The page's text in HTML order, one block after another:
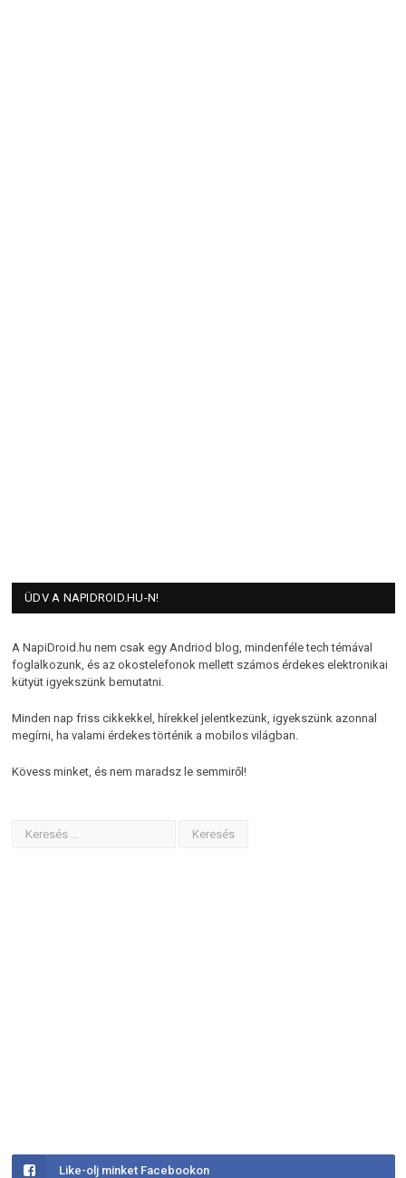
ÜDV A NAPIDROID.HU-N!
A NapiDroid.hu nem csak egy Andriod blog, mindenféle tech témával
foglalkozunk, és az okostelefonok mellett számos érdekes elektronikai
kütyüt igyekszünk bemutatni.
Minden nap friss cikkekkel, hírekkel jelentkezünk, igyekszünk azonnal
megírni, ha valami érdekes történik a mobilos világban.
Kövess minket, és nem maradsz le semmiről!
Like-olj minket Facebookon